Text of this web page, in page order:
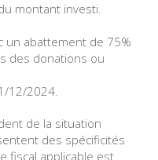
montant investi.
un abattement de 75%
des donations ou
12/2024.
de la situation
des spécificités
fiscal applicable est